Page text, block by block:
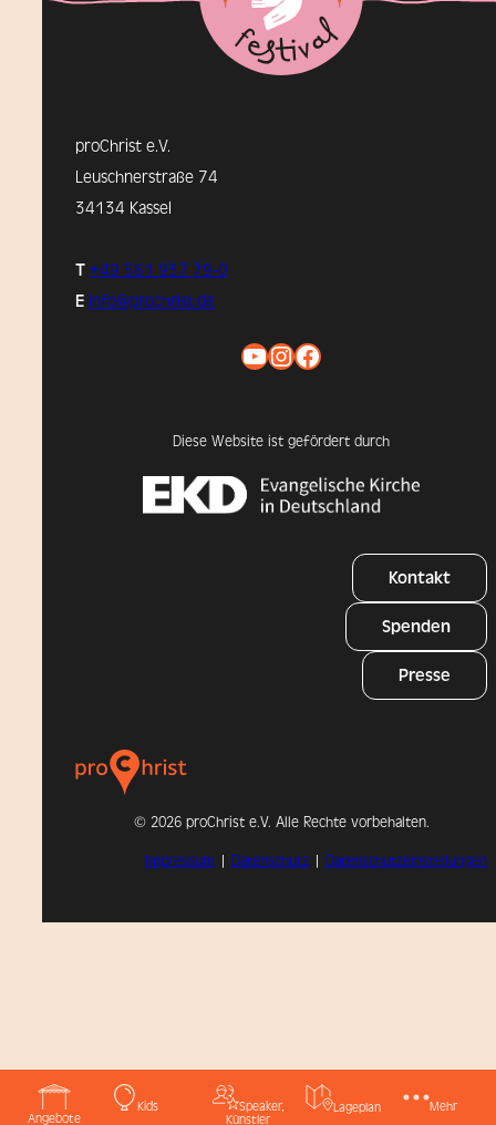
Angebote
Kids
Speaker,
Künstler
Lageplan Mehr
proChrist e.V.
Leuschnerstraße 74
34134 Kassel
T +49 561 937 79-0
E info@prochrist.de
YouTube InstagramFacebook
Diese Website ist gefördert durch
Kontakt
Spenden
Presse
© 2026 proChrist e.V. Alle Rechte vorbehalten.
Impressum | Datenschutz | Datenschutzeinstellungen